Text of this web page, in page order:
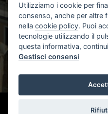
-
Utilizziamo i cookie per
consenso, anche per altre
nellacookie policy. Puoi
tecnologie utilizzando il
questa informativa,
Gestisci consensi